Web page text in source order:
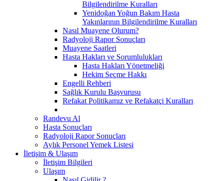
Bilgilendirilme Kuralları
Yenidoğan Yoğun Bakım Hasta
Yakınlarının Bilgilendirilme Kuralları
Nasıl Muayene Olurum?
Radyoloji Rapor Sonuçları
Muayene Saatleri
Hasta Hakları ve Sorumlulukları
Hasta Hakları Yönetmeliği
Hekim Seçme Hakkı
Engelli Rehberi
Sağlık Kurulu Başvurusu
Refakat Politikamız ve Refakatçi Kuralları
Randevu Al
Hasta Sonuçları
Radyoloji Rapor Sonuçları
Aylık Personel Yemek Listesi
İletişim & Ulaşım
İletişim Bilgileri
Ulaşım